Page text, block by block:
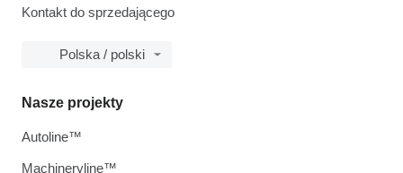
Kontakt do sprzedającego
Polska / polski
Nasze projekty
Autoline™
Machineryline™